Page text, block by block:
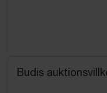
Budis